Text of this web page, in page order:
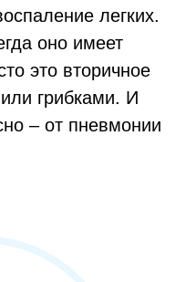
легких.
оно имеет
это вторичное
грибками. И
– от пневмонии